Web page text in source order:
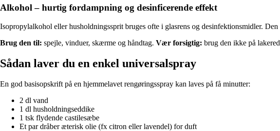
Alkohol – hurtig fordampning og desinficerende effekt
Isopropylalkohol eller husholdningssprit bruges ofte i glasrens og desinfektionsmidler.
Brug den til: spejle, vinduer, skærme og håndtag. Vær forsigtig: brug den ikke på
Sådan laver du en enkel universalspray
En god basisopskrift på en hjemmelavet rengøringsspray kan laves på få minutter:
2 dl vand
1 dl husholdningseddike
1 tsk flydende castilesæbe
Et par dråber æterisk olie (fx citron eller lavendel) for duft